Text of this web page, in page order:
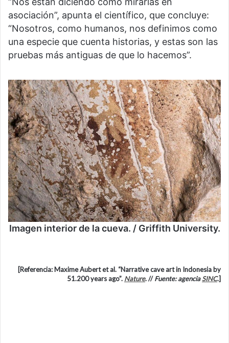
asociación”, apunta el científico, que concluye:
“Nosotros, como humanos, nos definimos como
una especie que cuenta historias, y estas son las
pruebas más antiguas de que lo hacemos”.
Imagen interior de la cueva. / Griffith University.
[Referencia: Maxime Aubert et al. “Narrative cave art in Indonesia by
51.200 years ago”. Nature. //Fuente: agenciaSINC.]